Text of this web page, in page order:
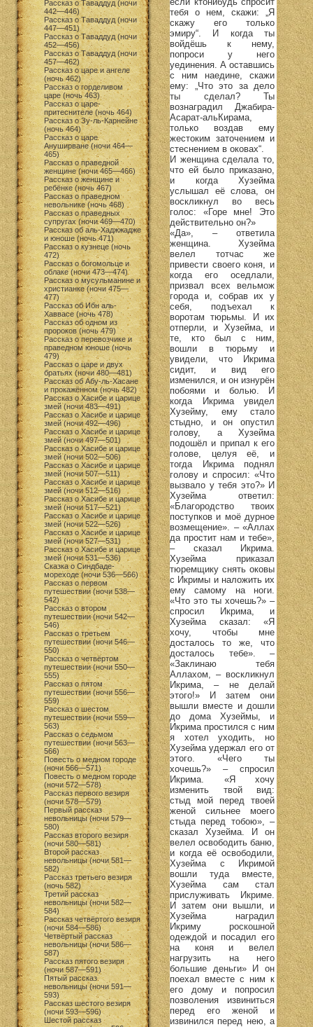
Рассказ о Таваддуд (ночи
442—446)
Рассказ о Таваддуд (ночи
447—451)
Рассказ о Таваддуд (ночи
452—456)
Рассказ о Таваддуд (ночи
457—462)
Рассказ о царе и ангеле
(ночь 462)
Рассказ о горделивом
царе (ночь 463)
Рассказ о царе-
притеснителе (ночь 464)
Рассказ о Зу-ль-Карнейне
(ночь 464)
Рассказ о царе
Ануширване (ночи 464—
465)
Рассказ о праведной
женщине (ночи 465—466)
Рассказ о женщине и
ребёнке (ночь 467)
Рассказ о праведном
невольнике (ночь 468)
Рассказ о праведных
супругах (ночи 469—470)
Рассказ об аль-Хаджжадже
и юноше (ночь 471)
Рассказ о кузнеце (ночь
472)
Рассказ о богомольце и
облаке (ночи 473—474)
Рассказ о мусульманине и
христианке (ночи 475—
477)
Рассказ об Ибн аль-
Хаввасе (ночь 478)
Рассказ об одном из
пророков (ночь 479)
Рассказ о перевозчике и
праведном юноше (ночь
479)
Рассказ о царе и двух
братьях (ночи 480—481)
Рассказ об Абу-ль-Хасане
и прокажённом (ночь 482)
Рассказ о Хасибе и царице
змей (ночи 483—491)
Рассказ о Хасибе и царице
змей (ночи 492—496)
Рассказ о Хасибе и царице
змей (ночи 497—501)
Рассказ о Хасибе и царице
змей (ночи 502—506)
Рассказ о Хасибе и царице
змей (ночи 507—511)
Рассказ о Хасибе и царице
змей (ночи 512—516)
Рассказ о Хасибе и царице
змей (ночи 517—521)
Рассказ о Хасибе и царице
змей (ночи 522—526)
Рассказ о Хасибе и царице
змей (ночи 527—531)
Рассказ о Хасибе и царице
змей (ночи 531—536)
Сказка о Синдбаде-
мореходе (ночи 536—566)
Рассказ о первом
путешествии (ночи 538—
542)
Рассказ о втором
путешествии (ночи 542—
546)
Рассказ о третьем
путешествии (ночи 546—
550)
Рассказ о четвёртом
путешествии (ночи 550—
555)
Рассказ о пятом
путешествии (ночи 556—
559)
Рассказ о шестом
путешествии (ночи 559—
563)
Рассказ о седьмом
путешествии (ночи 563—
566)
Повесть о медном городе
(ночи 566—571)
Повесть о медном городе
(ночи 572—578)
Рассказ первого везиря
(ночи 578—579)
Первый рассказ
невольницы (ночи 579—
580)
Рассказ второго везиря
(ночи 580—581)
Второй рассказ
невольницы (ночи 581—
582)
Рассказ третьего везиря
(ночь 582)
Третий рассказ
невольницы (ночи 582—
584)
Рассказ четвёртого везиря
(ночи 584—586)
Четвёртый рассказ
невольницы (ночи 586—
587)
Рассказ пятого везиря
(ночи 587—591)
Пятый рассказ
невольницы (ночи 591—
593)
Рассказ шестого везиря
(ночи 593—596)
Шестой рассказ
тебя о нем, скажи: „Я
скажу его только
эмиру“. И когда ты
войдёшь к нему,
попроси у него
уединения. А оставшись
с ним наедине, скажи
ему: „Что это за дело
ты сделал? Ты
вознаградил Джабира-
Асарат-альКирама,
только воздав ему
жестоким заточением и
стеснением в оковах“.
И женщина сделала то,
что ей было приказано,
и когда Хузейма
услышал её слова, он
воскликнул во весь
голос: «Горе мне! Это
действительно он?»
«Да», – ответила
женщина. Хузейма
велел тотчас же
привести своего коня, и
когда его оседлали,
призвал всех вельмож
города и, собрав их у
себя, подъехал к
воротам тюрьмы. И их
отперли, и Хузейма, и
те, кто был с ним,
вошли в тюрьму и
увидели, что Икрима
сидит, и вид его
изменился, и он изнурён
побоями и болью. И
когда Икрима увидел
Хузейму, ему стало
стыдно, и он опустил
голову, а Хузейма
подошёл и припал к его
голове, целуя её, и
тогда Икрима поднял
голову и спросил: «Что
вызвало у тебя это?» И
Хузейма ответил:
«Благородство твоих
поступков и моё дурное
возмещение». – «Аллах
да простит нам и тебе»,
– сказал Икрима.
Хузейма приказал
тюремщику снять оковы
с Икримы и наложить их
ему самому на ноги.
«Что это ты хочешь?» –
спросил Икрима, и
Хузейма сказал: «Я
хочу, чтобы мне
досталось то же, что
досталось тебе». –
«Заклинаю тебя
Аллахом, – воскликнул
Икрима, – не делай
этого!» И затем они
вышли вместе и дошли
до дома Хузеймы, и
Икрима простился с ним
я хотел уходить, но
Хузейма удержал его от
этого. «Чего ты
хочешь?» – спросил
Икрима. «Я хочу
изменить твой вид:
стыд мой перед твоей
женой сильнее моего
стыда перед тобою», –
сказал Хузейма. И он
велел освободить баню,
и когда её освободили,
Хузейма с Икримой
вошли туда вместе,
Хузейма сам стал
прислуживать Икриме.
И затем они вышли, и
Хузейма наградил
Икриму роскошной
одеждой и посадил его
на коня и велел
нагрузить на него
большие деньги» И он
поехал вместе с ним к
его дому и попросил
позволения извиниться
перед его женой и
извинился перед нею, а